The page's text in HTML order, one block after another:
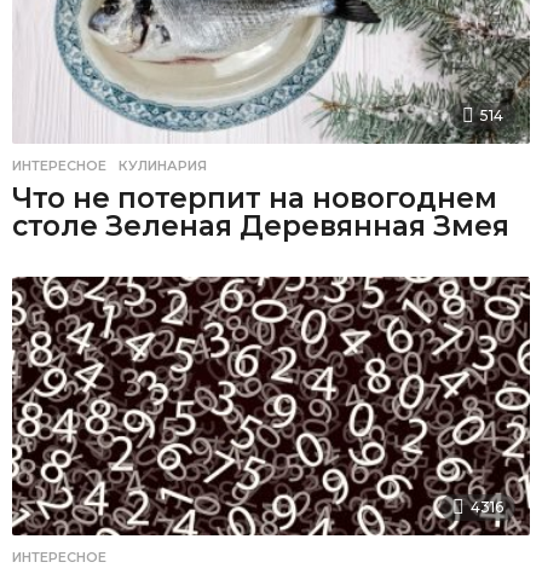
514
ИНТЕРЕСНОЕ ,КУЛИНАРИЯ
Что не потерпит на новогоднем
столе Зеленая Деревянная Змея
4316
ИНТЕРЕСНОЕ